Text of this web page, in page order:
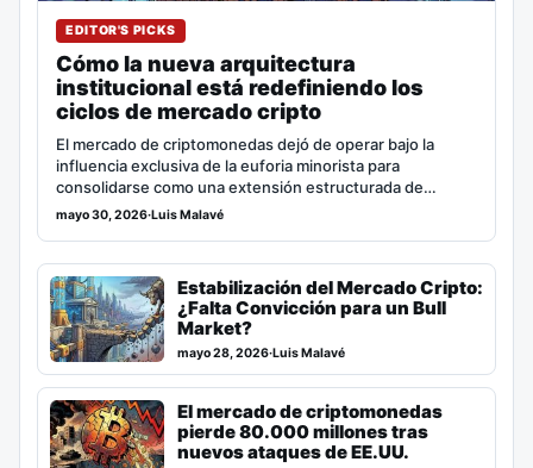
EDITOR'S PICKS
Cómo la nueva arquitectura
institucional está redefiniendo los
ciclos de mercado cripto
El mercado de criptomonedas dejó de operar bajo la
influencia exclusiva de la euforia minorista para
consolidarse como una extensión estructurada de…
mayo 30, 2026·Luis Malavé
Estabilización del Mercado Cripto:
¿Falta Convicción para un Bull
Market?
mayo 28, 2026·Luis Malavé
El mercado de criptomonedas
pierde 80.000 millones tras
nuevos ataques de EE.UU.